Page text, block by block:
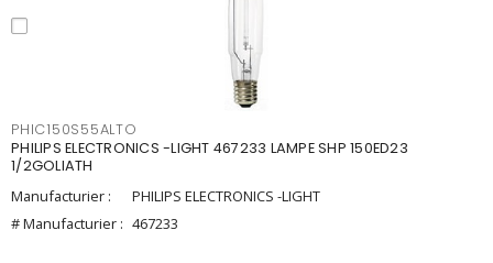
PHIC150S55ALTO
PHILIPS ELECTRONICS -LIGHT 467233 LAMPE SHP 150ED23
1/2GOLIATH
Manufacturier :
PHILIPS ELECTRONICS -LIGHT
# Manufacturier : 467233